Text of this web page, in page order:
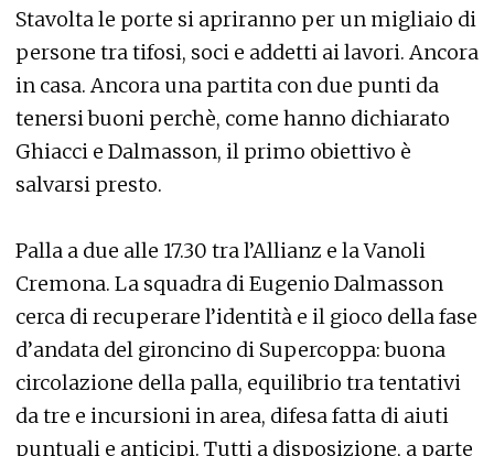
Stavolta le porte si apriranno per un migliaio di
persone tra tifosi, soci e addetti ai lavori. Ancora
in casa. Ancora una partita con due punti da
tenersi buoni perchè, come hanno dichiarato
Ghiacci e Dalmasson, il primo obiettivo è
salvarsi presto.
Palla a due alle 17.30 tra l’Allianz e la Vanoli
Cremona. La squadra di Eugenio Dalmasson
cerca di recuperare l’identità e il gioco della fase
d’andata del gironcino di Supercoppa: buona
circolazione della palla, equilibrio tra tentativi
da tre e incursioni in area, difesa fatta di aiuti
puntuali e anticipi. Tutti a disposizione, a parte